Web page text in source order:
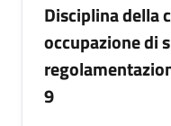
Disciplina della
occupazione di
9